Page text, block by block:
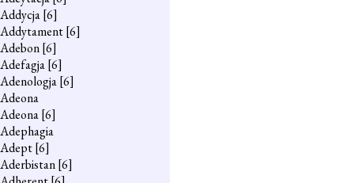
Addycja[6]
Addytament[6]
Adebon[6]
Adefagja[6]
Adenologja[6]
Adeona
Adeona[6]
Adephagia
Adept[6]
Aderbistan[6]